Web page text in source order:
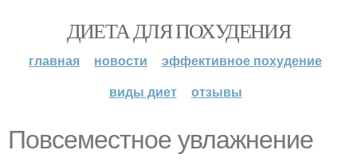
ДИЕТА ДЛЯ ПОХУДЕНИЯ
главная новости
эффективное похудение
виды диет
отзывы
Повсеместное увлажнение